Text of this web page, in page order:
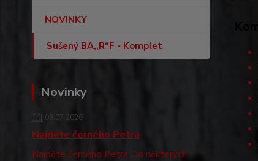
NOVINKY
Sušený BA,,R“F - Komplet
Novinky
03.07.2026
Najděte černého Petra
Najděte černého Petra Do některých